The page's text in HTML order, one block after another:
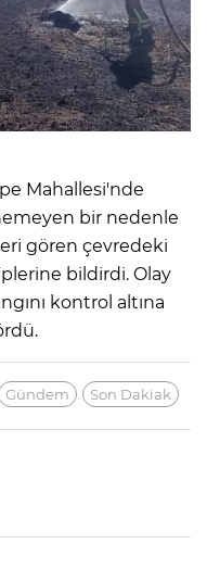
Mahallesi'nde
bir nedenle
gören çevredeki
bildirdi. Olay
kontrol altına
Gündem Son Dakiak